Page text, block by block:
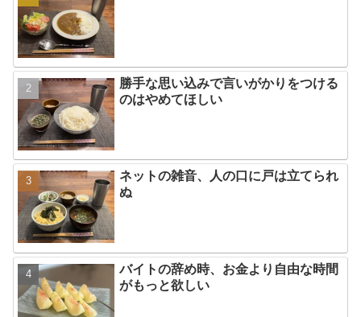
勝手な思い込みで言いがかりをつける
のはやめてほしい
ネットの雑音、人の口に戸は立てられ
ぬ
バイトの辞め時、お金より自由な時間
がもっと欲しい